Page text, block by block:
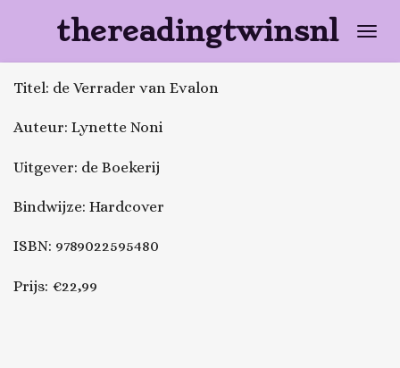
naar
de
thereadingtwinsnl
Titel: de Verrader van Evalon
Auteur: Lynette Noni
Uitgever: de Boekerij
Bindwijze: Hardcover
ISBN: 9789022595480
Prijs: €22,99